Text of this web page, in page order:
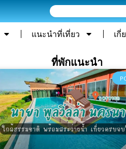
Search
แนะนำที่เที่ยว เกี่
ที่พักแนะนำ